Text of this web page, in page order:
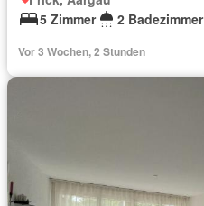
5 Zimmer
2 Badezimmer
Vor 3 Wochen, 2 Stunden